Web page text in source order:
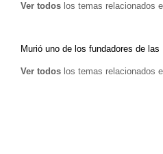
Ver todos los temas relacionados
Murió uno de los fundadores de
Ver todos los temas relacionados